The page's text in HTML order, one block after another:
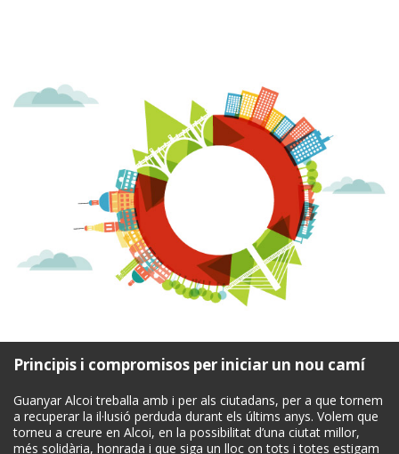
Principis i compromisos per iniciar un nou camí
Guanyar Alcoi treballa amb i per als ciutadans, per a que tornem
a recuperar la il·lusió perduda durant els últims anys. Volem que
torneu a creure en Alcoi, en la possibilitat d’una ciutat millor,
més solidària, honrada i que siga un lloc on tots i totes estigam